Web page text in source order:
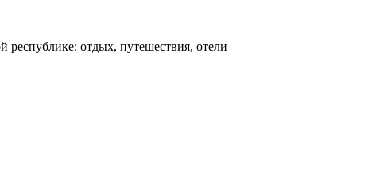
республике: отдых, путешествия, отели